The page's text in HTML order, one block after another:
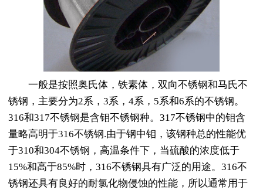
一般是按照奥氏体，铁素体，双向不锈钢和马氏不
锈钢，主要分为2系，3系，4系，5系和6系的不锈钢。
316和317不锈钢是含钼不锈钢种。317不锈钢中的钼含
量略高明于316不锈钢.由于钢中钼，该钢种总的性能优
于310和304不锈钢，高温条件下，当硫酸的浓度低于
15%和高于85%时，316不锈钢具有广泛的用途。316不
锈钢还具有良好的耐氯化物侵蚀的性能，所以通常用于